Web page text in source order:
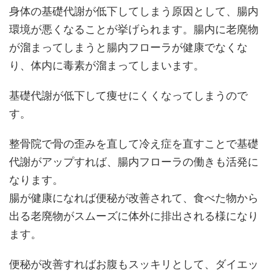
身体の基礎代謝が低下してしまう原因として、腸内
環境が悪くなることが挙げられます。腸内に老廃物
が溜まってしまうと腸内フローラが健康でなくな
り、体内に毒素が溜まってしまいます。
基礎代謝が低下して痩せにくくなってしまうので
す。
整骨院で骨の歪みを直して冷え症を直すことで基礎
代謝がアップすれば、腸内フローラの働きも活発に
なります。
腸が健康になれば便秘が改善されて、食べた物から
出る老廃物がスムーズに体外に排出される様になり
ます。
便秘が改善すればお腹もスッキリとして、ダイエッ